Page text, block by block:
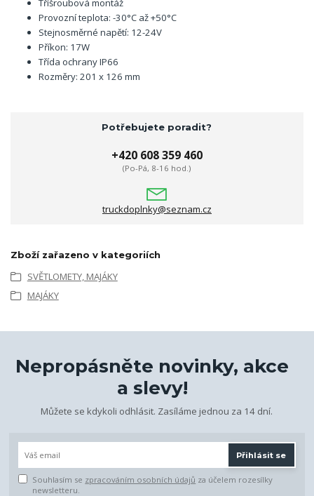
Tříšroubová montáž
Provozní teplota: -30°C až +50°C
Stejnosměrné napětí: 12-24V
Příkon: 17W
Třída ochrany IP66
Rozměry: 201 x 126 mm
Potřebujete poradit?
+420 608 359 460
(Po-Pá, 8-16 hod.)
truckdoplnky@seznam.cz
Zboží zařazeno v kategoriích
SVĚTLOMETY, MAJÁKY
MAJÁKY
Nepropásněte novinky, akce
a slevy!
Můžete se kdykoli odhlásit. Zasíláme jednou za 14 dní.
Přihlásit se
Souhlasím se zpracováním osobních údajů za účelem rozesílky
newsletteru.